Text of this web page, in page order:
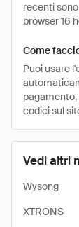
Vedi altri
Wysong
XTRONS
recenti
browser 16
Come
Puoi usare
codici sul